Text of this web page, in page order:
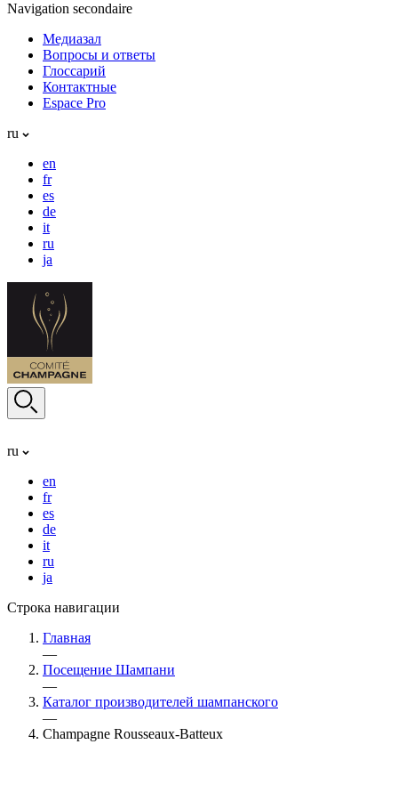
Navigation secondaire
Медиазал
Вопросы и ответы
Глоссарий
Контактные
Espace Pro
ru
en
fr
es
de
it
ru
ja
ru
en
fr
es
de
it
ru
ja
Строка навигации
Главная
—
Посещение Шампани
—
Каталог производителей шампанского
—
Champagne Rousseaux-Batteux